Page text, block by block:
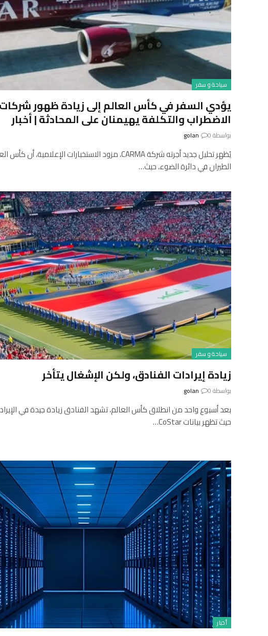
سياحة و سفر
يؤدي السفر في كأس العالم إلى زيادة ظهور شركات
الاضطراب والتكلفة يهيمنان على المحادثة | أخبار
بواسطة golan 0
الطيران في دائرة الضوء، حيث…
سياحة و سفر
زيادة إيرادات الفنادق، ولكن الإشغال يتأخر
بواسطة golan 0
بعد أسبوع واحد من انطلاق كأس العالم، تشهد الفنادق زيادة جيدة في
حيث تظهر بيانات CoStar…
أخبار